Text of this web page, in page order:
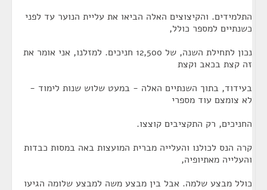
התלמידים. והקיצוצים האלה הביאו את עליית הנוער עד לפני
כשנתיים למספר כולל,
נכון לתחילת השנה, של 12,500 חניכים. למזלנו, אני אומר את
זה קצת בכאב וקצת
בעידוד, בתוך השנתיים האלה - במעט שלוש שנות לימוד -
לא צומצם עוד מספרי
החניכים, רק התקציבים קוצצו.
קרה הנס לכולנו והעלייה מברית המועצות באה במסות כבדות
והעלייה מאתיופיה,
כולל מבצע שלמה. אבל בין מבצע משה למבצע שלומה הגיעו